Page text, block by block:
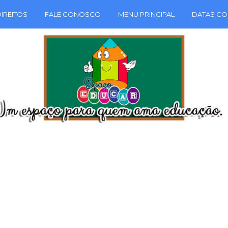
FALE CONOSCO MENU PRINCIPAL DATAS